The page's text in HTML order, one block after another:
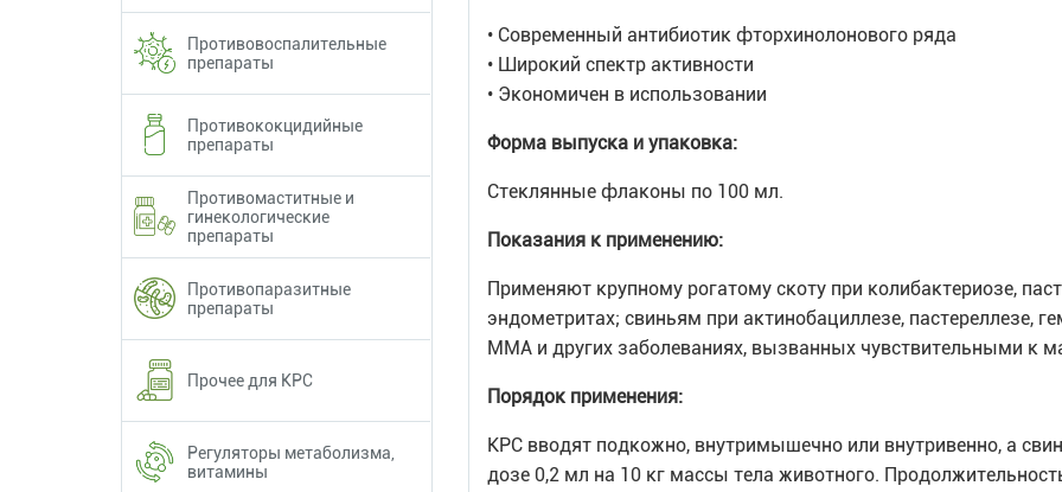
• Современный антибиотик фторхинолонового ряда
• Широкий спектр активности
• Экономичен в использовании
Форма выпуска и упаковка:
Cтеклянные флаконы по 100 мл.
Показания к применению:
Применяют крупному рогатому скоту при колибактериозе,
эндометритах; свиньям при актинобациллезе, пастереллезе,
ММА и других заболеваниях, вызванных чувствительными к
Порядок применения:
КРС вводят подкожно, внутримышечно или внутривенно, а
дозе 0,2 мл на 10 кг массы тела животного.
Противовоспалительные
препараты
Противококцидийные
препараты
Противомаститные и
гинекологические
препараты
Противопаразитные
препараты
Прочее для КРС
Регуляторы метаболизма,
витамины